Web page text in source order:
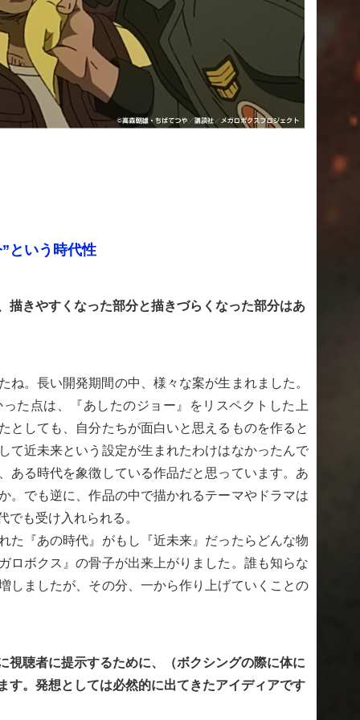
という時代性
きやすくなった部分と描きづらくなった部分はあ
ね。長い開発期間の中、様々な案が生まれました。
た点は、『あしたのジョー』をリスペクトした上
としても、自分たちが面白いと思えるものを作ると
て近未来という設定が生まれたわけはなかったんで
ある時代を象徴している作品だと思っています。あ
。でも逆に、作品の中で描かれるテーマやドラマは
でも受け入れられる。
た『あの時代』がもし『近未来』だったらどんな物
ロボクス』の骨子が出来上がりました。誰も知らな
しましたが、その分、一から作り上げていくことの
聴者に提示するために、（ボクシングの際に体に
す。発想としては必然的に出てきたアイディアです